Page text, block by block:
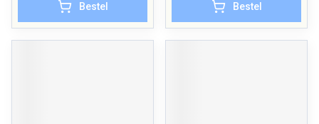
Bestel Bestel